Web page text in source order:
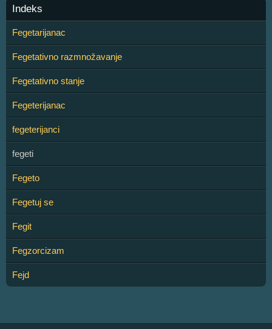
Indeks
Fegetarijanac
Fegetativno razmnožavanje
Fegetativno stanje
Fegeterijanac
fegeterijanci
fegeti
Fegeto
Fegetuj se
Fegit
Fegzorcizam
Fejd